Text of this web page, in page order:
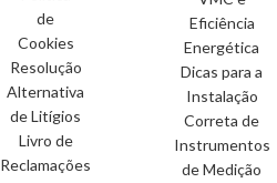
de
Cookies
Resolução
Alternativa
de Litígios
Livro de
Reclamações
Eficiência
Energética
Dicas para a
Instalação
Correta de
Instrumentos
de Medição